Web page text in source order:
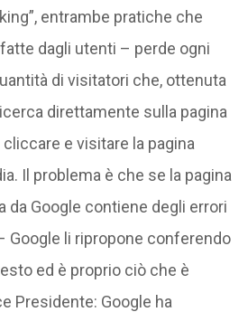
entrambe pratiche che
dagli utenti – perde ogni
di visitatori che, ottenuta
direttamente sulla pagina
e visitare la pagina
Il problema è che se la pagina
da Google contiene degli errori
Google li ripropone conferendo
ed è proprio ciò che è
Presidente: Google ha